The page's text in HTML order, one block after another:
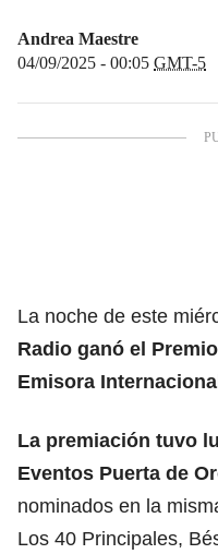
Andrea Maestre
04/09/2025 - 00:05 GMT-5
La noche de este
Radio ganó el
Emisora
La premiación tuvo
Eventos Puerta de
nominados en la
Los 40 Principales,